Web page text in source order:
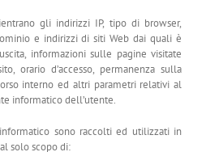
gli indirizzi IP, tipo di browser,
e indirizzi di siti Web dai quali è
informazioni sulle pagine visitate
orario d’accesso, permanenza sulla
interno ed altri parametri relativi al
informatico dell’utente.
sono raccolti ed utilizzati in
solo scopo di: